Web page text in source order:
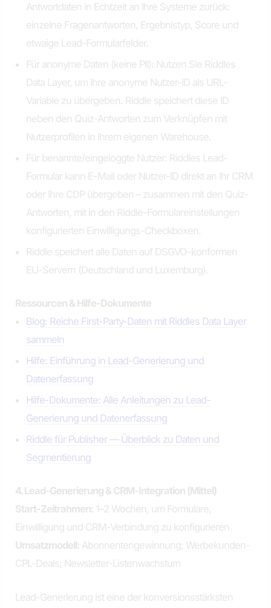
Antwortdaten in Echtzeit an Ihre Systeme zurück:
einzelne Fragenantworten, Ergebnistyp, Score und
etwaige Lead-Formularfelder.
Für anonyme Daten (keine PII): Nutzen Sie Riddles
Data Layer, um Ihre anonyme Nutzer-ID als URL-
Variable zu übergeben. Riddle speichert diese ID
neben den Quiz-Antworten zum Verknüpfen mit
Nutzerprofilen in Ihrem eigenen Warehouse.
Für benannte/eingeloggte Nutzer: Riddles Lead-
Formular kann E-Mail oder Nutzer-ID direkt an Ihr CRM
oder Ihre CDP übergeben – zusammen mit den Quiz-
Antworten, mit in den Riddle-Formulareinstellungen
konfigurierten Einwilligungs-Checkboxen.
Riddle speichert alle Daten auf DSGVO-konformen
EU-Servern (Deutschland und Luxemburg).
Ressourcen & Hilfe-Dokumente
Blog: Reiche First-Party-Daten mit Riddles Data Layer
sammeln
Hilfe: Einführung in Lead-Generierung und
Datenerfassung
Hilfe-Dokumente: Alle Anleitungen zu Lead-
Generierung und Datenerfassung
Riddle für Publisher — Überblick zu Daten und
Segmentierung
4. Lead-Generierung & CRM-Integration (Mittel)
Start-Zeitrahmen: 1–2 Wochen, um Formulare,
Einwilligung und CRM-Verbindung zu konfigurieren
Umsatzmodell: Abonnentengewinnung; Werbekunden-
CPL-Deals; Newsletter-Listenwachstum
Lead-Generierung ist eine der konversionsstärksten